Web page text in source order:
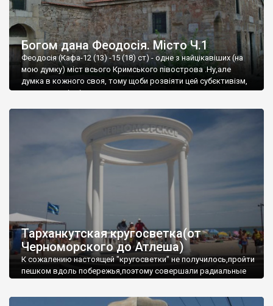
Богом дана Феодосія. Місто Ч.1
Феодосія (Кафа-12 (13) -15 (18) ст) - одне з найцікавіших (на
мою думку) міст всього Кримського півострова .Ну,але
думка в кожного своя, тому щоби розвіяти цей субєктивізм,
запрошую відвідати це
Тарханкутская кругосветка(от
Черноморского до Атлеша)
К сожалению настоящей "кругосветки" не получилось,пройти
пешком вдоль побережья,поэтому совершали радиальные